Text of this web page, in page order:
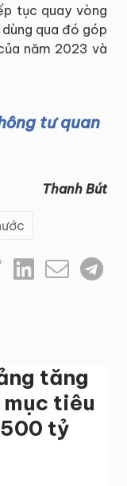
tục quay vòng
qua đó góp
năm 2023 và
tư quan
Thanh Bút
tăng
tiêu
tỷ